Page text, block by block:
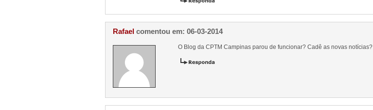
Rafael comentou em: 06-03-2014
O Blog da CPTM Campinas parou de funcionar? Cadê as novas notícias?